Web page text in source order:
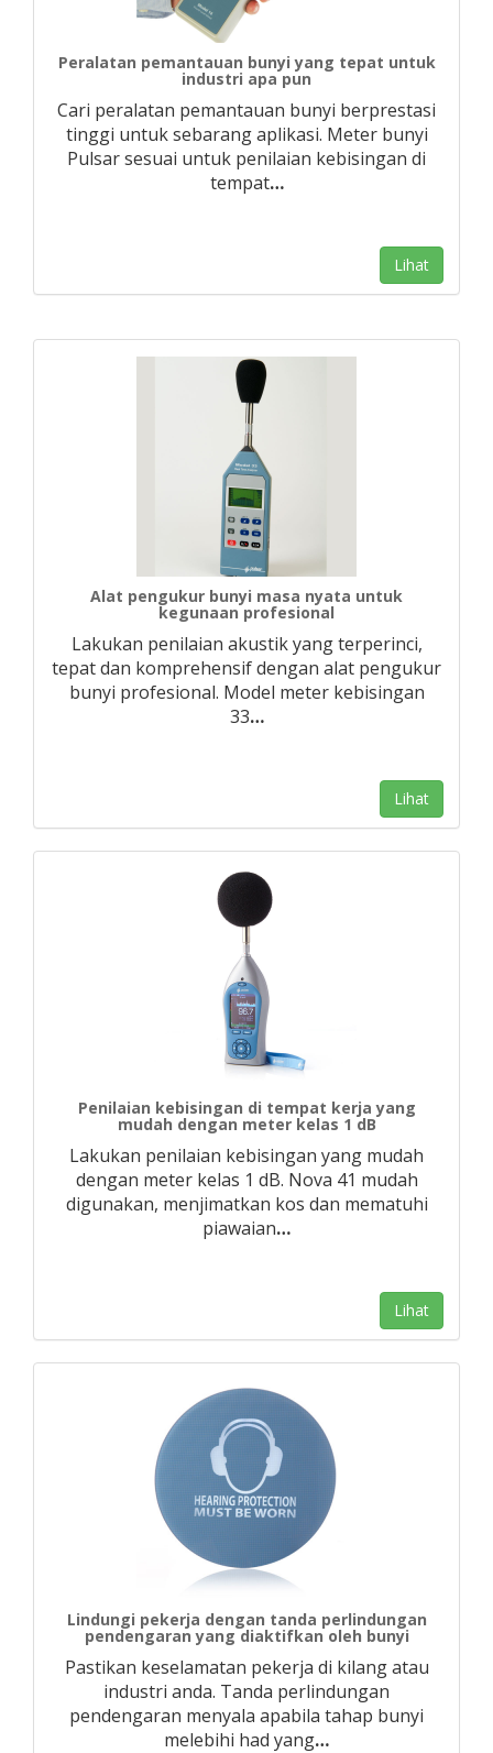
Peralatan pemantauan bunyi yang tepat untuk
industri apa pun
Cari peralatan pemantauan bunyi berprestasi
tinggi untuk sebarang aplikasi. Meter bunyi
Pulsar sesuai untuk penilaian kebisingan di
tempat…
Lihat
Alat pengukur bunyi masa nyata untuk
kegunaan profesional
Lakukan penilaian akustik yang terperinci,
tepat dan komprehensif dengan alat pengukur
bunyi profesional. Model meter kebisingan
33…
Lihat
Penilaian kebisingan di tempat kerja yang
mudah dengan meter kelas 1 dB
Lakukan penilaian kebisingan yang mudah
dengan meter kelas 1 dB. Nova 41 mudah
digunakan, menjimatkan kos dan mematuhi
piawaian…
Lihat
Lindungi pekerja dengan tanda perlindungan
pendengaran yang diaktifkan oleh bunyi
Pastikan keselamatan pekerja di kilang atau
industri anda. Tanda perlindungan
pendengaran menyala apabila tahap bunyi
melebihi had yang…